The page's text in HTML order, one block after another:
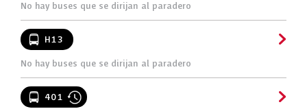
No hay buses que se dirijan al paradero
H13
No hay buses que se dirijan al paradero
401